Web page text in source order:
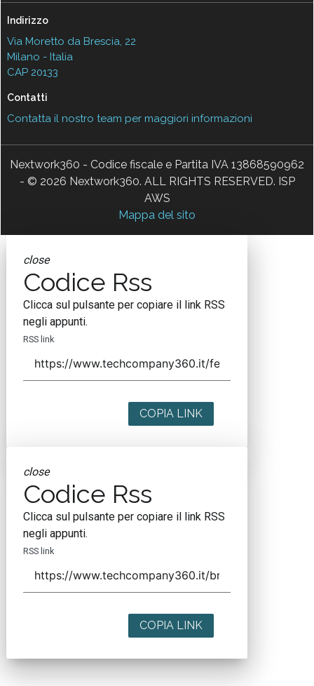
Indirizzo
Via Moretto da Brescia, 22
Milano - Italia
CAP 20133
Contatti
Contatta il nostro team per maggiori informazioni
Nextwork360 - Codice fiscale e Partita IVA 13868590962
- © 2026 Nextwork360. ALL RIGHTS RESERVED. ISP
AWS
Mappa del sito
close
Codice Rss
Clicca sul pulsante per copiare il link RSS
negli appunti.
RSS link
COPIA LINK
close
Codice Rss
Clicca sul pulsante per copiare il link RSS
negli appunti.
RSS link
COPIA LINK